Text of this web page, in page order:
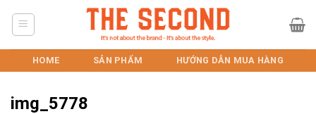
HOME SẢN PHẨM HƯỚNG DẪN MUA HÀNG
img_5778